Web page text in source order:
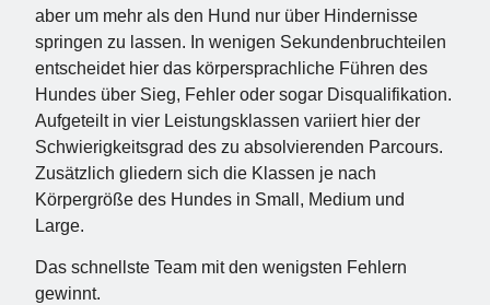
aber um mehr als den Hund nur über Hindernisse
springen zu lassen. In wenigen Sekundenbruchteilen
entscheidet hier das körpersprachliche Führen des
Hundes über Sieg, Fehler oder sogar Disqualifikation.
Aufgeteilt in vier Leistungsklassen variiert hier der
Schwierigkeitsgrad des zu absolvierenden Parcours.
Zusätzlich gliedern sich die Klassen je nach
Körpergröße des Hundes in Small, Medium und
Large.
Das schnellste Team mit den wenigsten Fehlern
gewinnt.